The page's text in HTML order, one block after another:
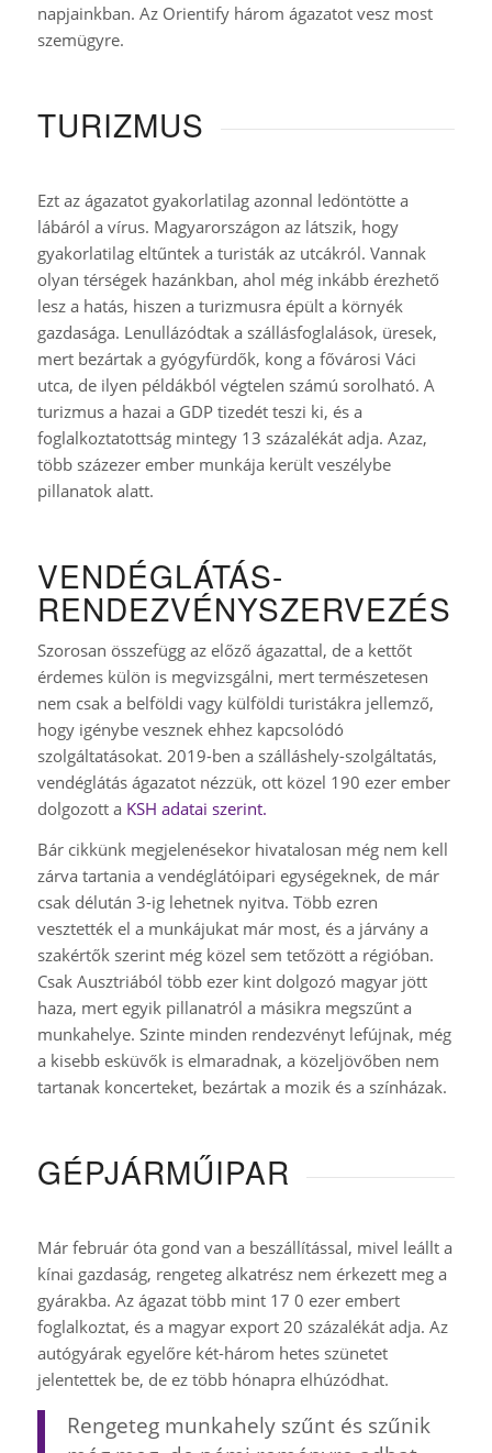
napjainkban. Az Orientify három ágazatot vesz most
szemügyre.
TURIZMUS
Ezt az ágazatot gyakorlatilag azonnal ledöntötte a
lábáról a vírus. Magyarországon az látszik, hogy
gyakorlatilag eltűntek a turisták az utcákról. Vannak
olyan térségek hazánkban, ahol még inkább érezhető
lesz a hatás, hiszen a turizmusra épült a környék
gazdasága. Lenullázódtak a szállásfoglalások, üresek,
mert bezártak a gyógyfürdők, kong a fővárosi Váci
utca, de ilyen példákból végtelen számú sorolható. A
turizmus a hazai a GDP tizedét teszi ki, és a
foglalkoztatottság mintegy 13 százalékát adja. Azaz,
több százezer ember munkája került veszélybe
pillanatok alatt.
VENDÉGLÁTÁS-
RENDEZVÉNYSZERVEZÉS
Szorosan összefügg az előző ágazattal, de a kettőt
érdemes külön is megvizsgálni, mert természetesen
nem csak a belföldi vagy külföldi turistákra jellemző,
hogy igénybe vesznek ehhez kapcsolódó
szolgáltatásokat. 2019-ben a szálláshely-szolgáltatás,
vendéglátás ágazatot nézzük, ott közel 190 ezer ember
dolgozott a KSH adatai szerint.
Bár cikkünk megjelenésekor hivatalosan még nem kell
zárva tartania a vendéglátóipari egységeknek, de már
csak délután 3-ig lehetnek nyitva. Több ezren
vesztették el a munkájukat már most, és a járvány a
szakértők szerint még közel sem tetőzött a régióban.
Csak Ausztriából több ezer kint dolgozó magyar jött
haza, mert egyik pillanatról a másikra megszűnt a
munkahelye. Szinte minden rendezvényt lefújnak, még
a kisebb esküvők is elmaradnak, a közeljövőben nem
tartanak koncerteket, bezártak a mozik és a színházak.
GÉPJÁRMŰIPAR
Már február óta gond van a beszállítással, mivel leállt a
kínai gazdaság, rengeteg alkatrész nem érkezett meg a
gyárakba. Az ágazat több mint 17 0 ezer embert
foglalkoztat, és a magyar export 20 százalékát adja. Az
autógyárak egyelőre két-három hetes szünetet
jelentettek be, de ez több hónapra elhúzódhat.
Rengeteg munkahely szűnt és szűnik